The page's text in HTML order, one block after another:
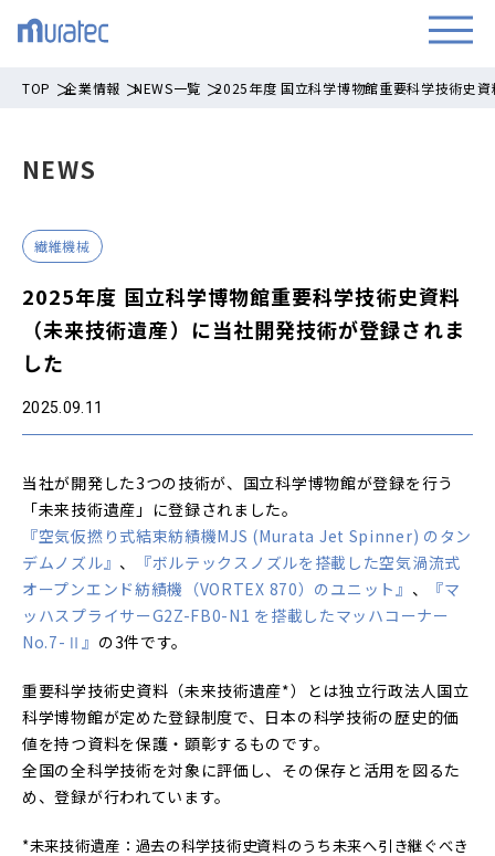
TOP 企業情報 NEWS一覧 2025年度 国立科学博物館重要科学技術史
NEWS
繊維機械
2025年度 国立科学博物館重要科学技術史資料
（未来技術遺産）に当社開発技術が登録されま
した
2025.09.11
当社が開発した3つの技術が、国立科学博物館が登録を行う
「未来技術遺産」に登録されました。
『空気仮撚り式結束紡績機MJS (Murata Jet Spinner) のタン
デムノズル』 、
『ボルテックスノズルを搭載した空気渦流式
オープンエンド紡績機（VORTEX 870）のユニット』 、
『マ
ッハスプライサーG2Z-FB0-N1 を搭載したマッハコーナー
No.7-Ⅱ』 の3件です。
重要科学技術史資料（未来技術遺産*）とは独立行政法人国立
科学博物館が定めた登録制度で、日本の科学技術の歴史的価
値を持つ資料を保護・顕彰するものです。
全国の全科学技術を対象に評価し、その保存と活用を図るた
め、登録が行われています。
*未来技術遺産：過去の科学技術史資料のうち未来へ引き継ぐべき